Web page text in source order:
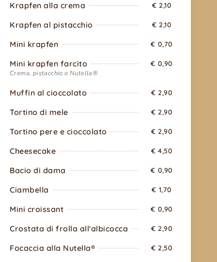
Krapfen alla crema € 2,10
Krapfen al pistacchio € 2,10
Mini krapfen € 0,70
Mini krapfen farcito
€ 0,90
Crema, pistacchio o Nutella®
Muffin al cioccolato € 2,90
Tortino di mele € 2,90
Tortino pere e cioccolato € 2,90
Cheesecake € 4,50
Bacio di dama € 0,90
Ciambella € 1,70
Mini croissant € 0,90
Crostata di frolla all'albicocca € 2,90
Focaccia alla Nutella® € 2,50